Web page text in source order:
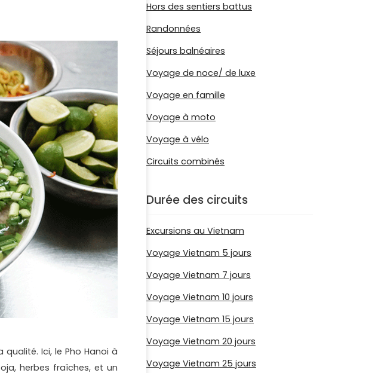
Ici, le Pho Hanoi à
herbes fraîches, et un
Hors des sentiers battus
Randonnées
Séjours balnéaires
Voyage de noce/ de luxe
Voyage en famille
Voyage à moto
Voyage à vélo
Circuits combinés
Durée des circuits
Excursions au Vietnam
Voyage Vietnam 5 jours
Voyage Vietnam 7 jours
Voyage Vietnam 10 jours
Voyage Vietnam 15 jours
Voyage Vietnam 20 jours
Voyage Vietnam 25 jours